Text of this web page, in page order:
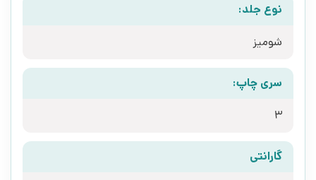
نوع جلد:
شومیز
سری چاپ:
3
گارانتی